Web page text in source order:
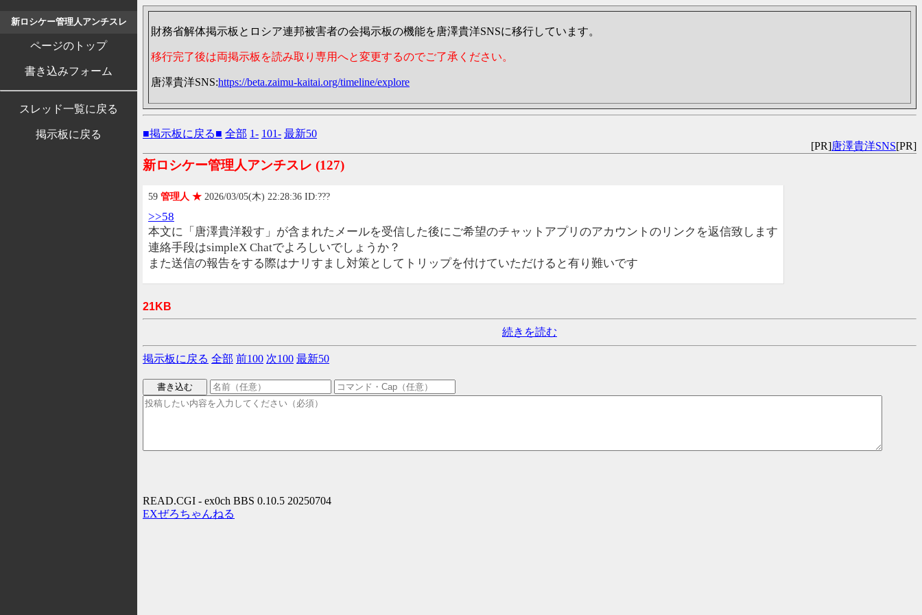
新ロシケー管理人アンチスレ
ページのトップ
書き込みフォーム
スレッド一覧に戻る
掲示板に戻る
財務省解体掲示板とロシア連邦被害者の会掲示板の機能を唐澤貴洋SNSに移行しています。
移行完了後は両掲示板を読み取り専用へと変更するのでご了承ください。
唐澤貴洋SNS:https://beta.zaimu-kaitai.org/timeline/explore
■掲示板に戻る■ 全部 1- 101- 最新50
[PR]唐澤貴洋SNS[PR]
新ロシケー管理人アンチスレ (127)
59 管理人 ★ 2026/03/05(木) 22:28:36 ID:???
>>58
本文に「唐澤貴洋殺す」が含まれたメールを受信した後にご希望のチャットアプリのアカウントのリンクを返信致します
連絡手段はsimpleX Chatでよろしいでしょうか？
また送信の報告をする際はナリすまし対策としてトリップを付けていただけると有り難いです
21KB
続きを読む
掲示板に戻る 全部 前100 次100 最新50
READ.CGI - ex0ch BBS 0.10.5 20250704
EXぜろちゃんねる